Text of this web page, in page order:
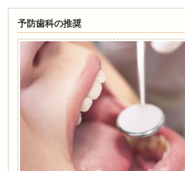
予防歯科の推奨